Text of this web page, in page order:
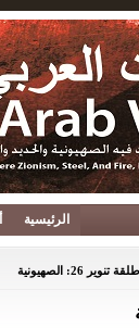
الرئيسية
طلقة تنوير 26: الصهيونية